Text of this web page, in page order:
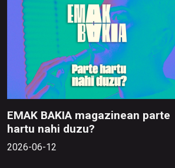
EMAK BAKIA magazinean parte
hartu nahi duzu?
2026-06-12